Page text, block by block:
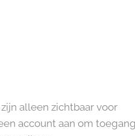
alleen zichtbaar voor
account aan om toegang